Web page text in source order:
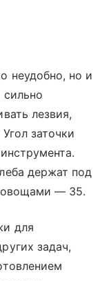
неудобно, но и
лезвия,
заточки
держат под
овощами — 35.
для
задач,